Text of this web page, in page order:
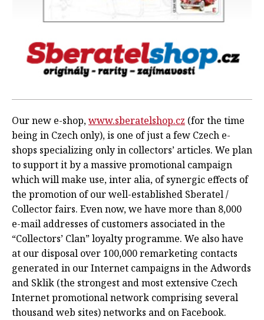
Our new e-shop,www.sberatelshop.cz (for the time
being in Czech only), is one of just a few Czech e-
shops specializing only in collectors’ articles. We plan
to support it by a massive promotional campaign
which will make use, inter alia, of synergic effects of
the promotion of our well-established Sberatel /
Collector fairs. Even now, we have more than 8,000
e-mail addresses of customers associated in the
“Collectors’ Clan” loyalty programme. We also have
at our disposal over 100,000 remarketing contacts
generated in our Internet campaigns in the Adwords
and Sklik (the strongest and most extensive Czech
Internet promotional network comprising several
thousand web sites) networks and on Facebook.